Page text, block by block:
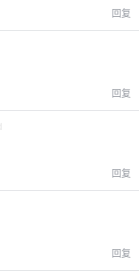
回复
回复
回复
回复